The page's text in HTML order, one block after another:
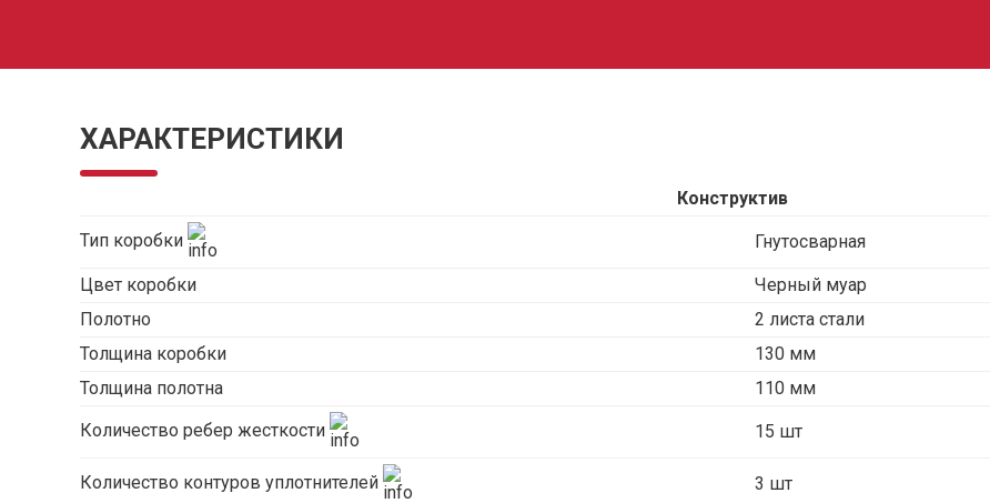
ХАРАКТЕРИСТИКИ
Конструктив
Тип коробки Гнутосварная
Цвет коробки
Черный муар
Полотно
2 листа стали
Толщина коробки
130 мм
Толщина полотна
110 мм
Количество ребер жесткости 15 шт
Количество контуров уплотнителей 3 шт